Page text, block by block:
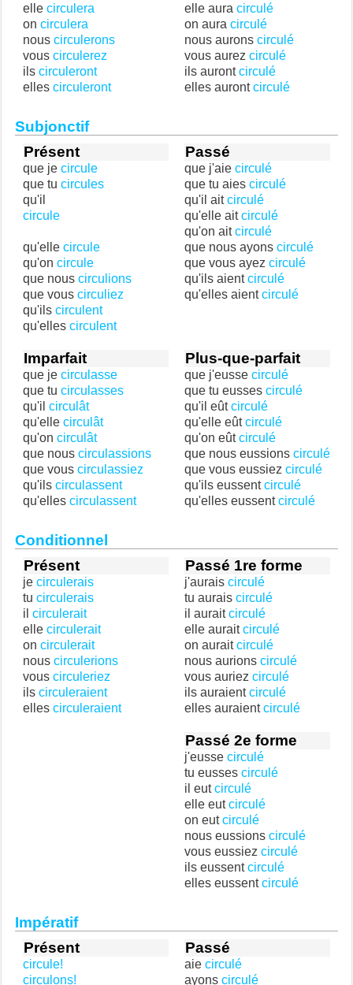
elle circulera
on circulera
nous circulerons
vous circulerez
ils circuleront
elles circuleront
elle aura circulé
on aura circulé
nous aurons circulé
vous aurez circulé
ils aurontcirculé
elles aurontcirculé
Subjonctif
Présent
que je circule
que tu circules
qu'il
circule
qu'elle circule
qu'on circule
que nous circulions
que vous circuliez
qu'ils circulent
qu'elles circulent
Passé
que j'aie circulé
que tu aies circulé
qu'il aitcirculé
qu'elle aitcirculé
qu'on aitcirculé
que nous ayons circulé
que vous ayez circulé
qu'ils aientcirculé
qu'elles aientcirculé
Imparfait
que je circulasse
que tu circulasses
qu'il circulât
qu'elle circulât
qu'on circulât
que nous circulassions
que vous circulassiez
qu'ils circulassent
qu'elles circulassent
Plus-que-parfait
que j'eusse circulé
que tu eusses circulé
qu'il eûtcirculé
qu'elle eûtcirculé
qu'on eûtcirculé
que nous eussions circulé
que vous eussiez circulé
qu'ils eussentcirculé
qu'elles eussentcirculé
Conditionnel
Présent
je circulerais
tu circulerais
il circulerait
elle circulerait
on circulerait
nous circulerions
vous circuleriez
ils circuleraient
elles circuleraient
Passé 1re forme
j'aurais circulé
tu aurais circulé
il auraitcirculé
elle auraitcirculé
on auraitcirculé
nous aurions circulé
vous auriez circulé
ils auraientcirculé
elles auraientcirculé
Passé 2e forme
j'eusse circulé
tu eusses circulé
il eutcirculé
elle eutcirculé
on eutcirculé
nous eussions circulé
vous eussiez circulé
ils eussentcirculé
elles eussentcirculé
Impératif
Présent
circule!
circulons!
Passé
aie circulé
ayons circulé